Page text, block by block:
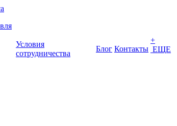
Условия
сотрудничества
Блог Контакты
+
ЕЩЕ